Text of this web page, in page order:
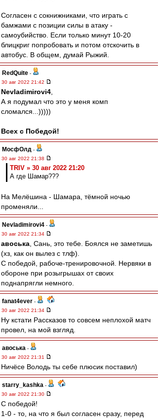
Согласен с сокнижниками, что играть с
бамжами с позиции силы в атаку -
самоубийство. Если только минут 10-20
блицкриг попробовать и потом отскочить в
автобус. В общем, думай Рыжий.
RedQuite -
30 авг 2022 21:42
Nevladimirovi4
А я подумал что это у меня комп
сломался...)))))
Всех с Победой!
МосфОлд -
30 авг 2022 21:38
TRIV » 30 авг 2022 21:20
А где Шамар???
На Мелёшина - Шамара, тёмной ночью
променяли...
Nevladimirovi4 -
30 авг 2022 21:34
авоська , Сань, это тебе. Боялся не заметишь
(хз, как он вылез с тлф).
С победой, рабоче-тренировочной. Нервяки в
обороне при розыгрышах от своих
поднапрягли немного.
fanat4ever -
30 авг 2022 21:34
Ну кстати Рассказов то совсем неплохой матч
провел, на мой взгляд.
авоська -
30 авг 2022 21:31
Ничёсе Володь ты себе плюсик поставил)
starry_kashka -
30 авг 2022 21:30
С победой!
1-0 - то, на что я был согласен сразу, перед